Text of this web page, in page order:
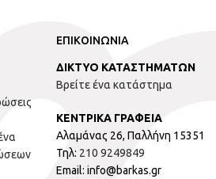
ΕΠΙΚΟΙΝΩΝΙΑ
ΔΙΚΤΥΟ ΚΑΤΑΣΤΗΜΑΤΩΝ
Βρείτε ένα κατάστημα
ΚΕΝΤΡΙΚΑ ΓΡΑΦΕΙΑ
Αλαμάνας 26, Παλλήνη 15351
Τηλ: 210 9249849
Email: info@barkas.gr